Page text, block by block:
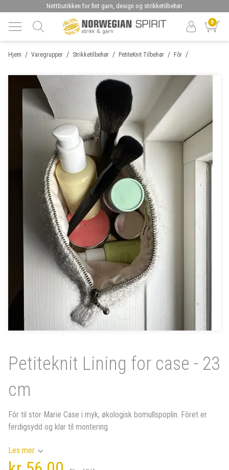
Nettbutikken for fint garn, design og strikketilbehør
0
/
Hjem /
Varegrupper /
Strikketilbehør /
PetiteKnit Tilbehør /
Fôr
Petiteknit Lining for case - 23
cm
Fôr til stor Marie Case i myk, økologisk bomullspoplin. Fôret er
ferdigsydd og klar til montering.
Les mer